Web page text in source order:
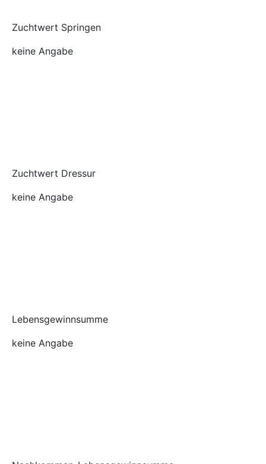
Zuchtwert Springen
keine Angabe
Zuchtwert Dressur
keine Angabe
Lebensgewinnsumme
keine Angabe